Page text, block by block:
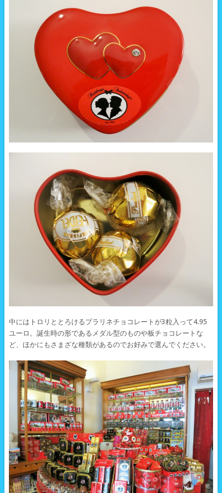
中にはトロリととろけるプラリネチョコレートが3粒入って4.95
ユーロ。誕生時の形であるメダル型のものや板チョコレートな
ど、ほかにもさまざな種類があるのでお好みで選んでください。